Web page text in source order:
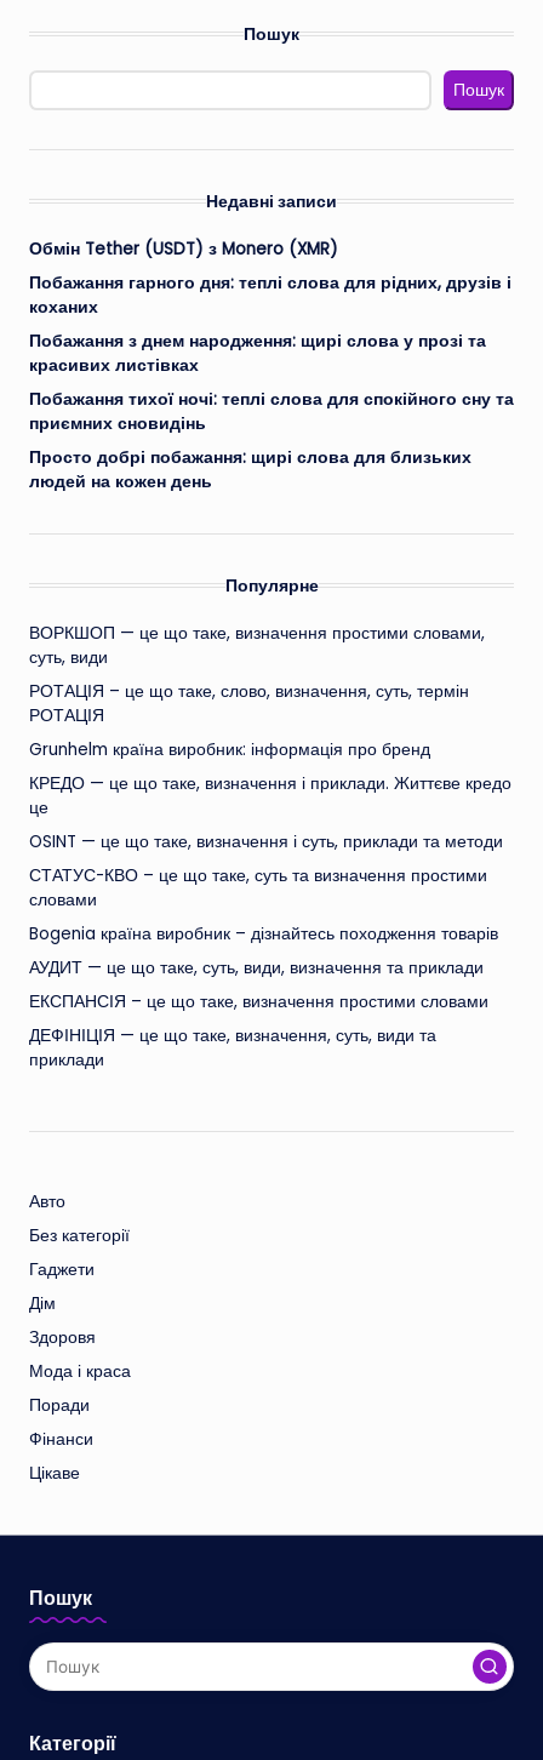
Пошук
Пошук
Недавні записи
Обмін Tether (USDT) з Monero (XMR)
Побажання гарного дня: теплі слова для рідних, друзів і
коханих
Побажання з днем народження: щирі слова у прозі та
красивих листівках
Побажання тихої ночі: теплі слова для спокійного сну та
приємних сновидінь
Просто добрі побажання: щирі слова для близьких
людей на кожен день
Популярне
ВОРКШОП — це що таке, визначення простими словами,
суть, види
РОТАЦІЯ – це що таке, слово, визначення, суть, термін
РОТАЦІЯ
Grunhelm країна виробник: інформація про бренд
КРЕДО — це що таке, визначення і приклади. Життєве кредо
це
OSINT — це що таке, визначення і суть, приклади та методи
СТАТУС-КВО – це що таке, суть та визначення простими
словами
Bogenia країна виробник – дізнайтесь походження товарів
АУДИТ — це що таке, суть, види, визначення та приклади
ЕКСПАНСІЯ – це що таке, визначення простими словами
ДЕФІНІЦІЯ — це що таке, визначення, суть, види та
приклади
Авто
Без категорії
Гаджети
Дім
Здоровя
Мода і краса
Поради
Фінанси
Цікаве
Пошук
Категорії